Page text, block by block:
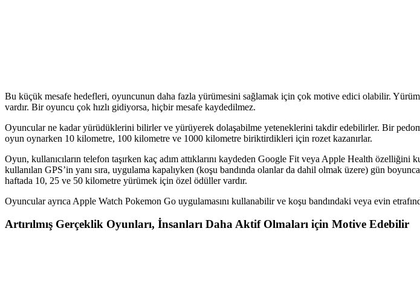
Bu küçük mesafe hedefleri, oyuncunun daha fazla yürümesini sağlamak için çok motive edici olabilir.
vardır. Bir oyuncu çok hızlı gidiyorsa, hiçbir mesafe kaydedilmez.
Oyuncular ne kadar yürüdüklerini bilirler ve yürüyerek dolaşabilme yeteneklerini takdir edebilirler. Bir
oyun oynarken 10 kilometre, 100 kilometre ve 1000 kilometre biriktirdikleri için rozet kazanırlar.
Oyun, kullanıcıların telefon taşırken kaç adım attıklarını kaydeden Google Fit veya Apple Health
kullanılan GPS’in yanı sıra, uygulama kapalıyken (koşu bandında olanlar da dahil olmak üzere) gün
haftada 10, 25 ve 50 kilometre yürümek için özel ödüller vardır.
Oyuncular ayrıca Apple Watch Pokemon Go uygulamasını kullanabilir ve koşu bandındaki veya evin
Artırılmış Gerçeklik Oyunları, İnsanları Daha Aktif Olmaları için Motive Edebilir